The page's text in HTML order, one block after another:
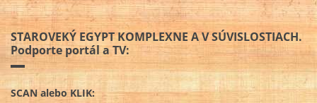
STAROVEKÝ EGYPT KOMPLEXNE A V SÚVISLOSTIACH.
Podporte portál a TV:
SCAN alebo KLIK: